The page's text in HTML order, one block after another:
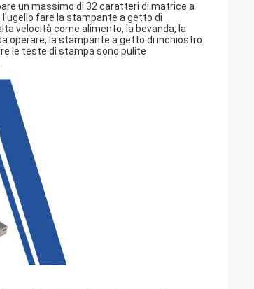
un massimo di 32 caratteri di matrice a
fare la stampante a getto di
velocità come alimento, la bevanda, la
operare, la stampante a getto di inchiostro
le teste di stampa sono pulite